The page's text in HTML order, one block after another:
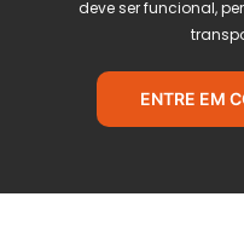
deve ser funcional,
ENTRE EM